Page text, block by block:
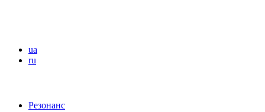
ua
ru
Резонанс